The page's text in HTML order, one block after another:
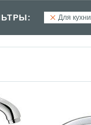
Для кухни